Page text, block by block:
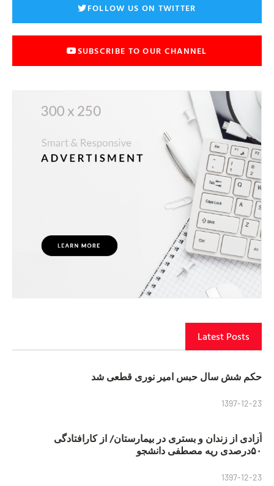
FOLLOW US ON TWITTER
SUBSCRIBE TO OUR CHANNEL
Latest Posts
حکم شش سال حبس امیر نوری قطعی شد
1397-12-23
آزادی از زندان و بستری در بیمارستان/ از کارافتادگی
۵۰درصدی ریه مصطفی دانشجو
1397-12-23